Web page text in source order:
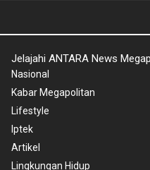
Jelajahi ANTARA News
Nasional
Kabar Megapolitan
Lifestyle
Iptek
Artikel
Lingkungan Hidup